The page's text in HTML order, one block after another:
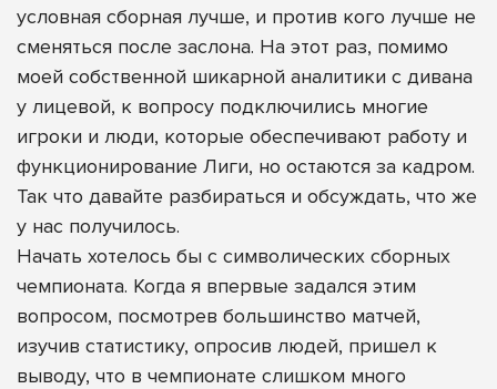
условная сборная лучше, и против кого лучше не
сменяться после заслона. На этот раз, помимо
моей собственной шикарной аналитики с дивана
у лицевой, к вопросу подключились многие
игроки и люди, которые обеспечивают работу и
функционирование Лиги, но остаются за кадром.
Так что давайте разбираться и обсуждать, что же
у нас получилось.
Начать хотелось бы с символических сборных
чемпионата. Когда я впервые задался этим
вопросом, посмотрев большинство матчей,
изучив статистику, опросив людей, пришел к
выводу, что в чемпионате слишком много